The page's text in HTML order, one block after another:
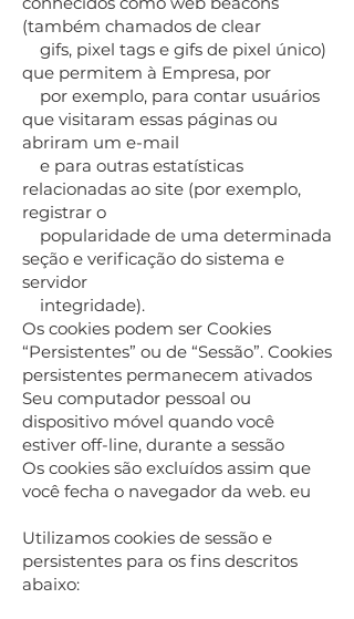
(também chamados de clear
gifs, pixel tags e gifs de pixel único)
que permitem à Empresa, por
por exemplo, para contar usuários
que visitaram essas páginas ou
abriram um e-mail
e para outras estatísticas
relacionadas ao site (por exemplo,
registrar o
popularidade de uma determinada
seção e verificação do sistema e
servidor
integridade).
Os cookies podem ser Cookies
“Persistentes” ou de “Sessão”. Cookies
persistentes permanecem ativados
Seu computador pessoal ou
dispositivo móvel quando você
estiver off-line, durante a sessão
Os cookies são excluídos assim que
você fecha o navegador da web. eu
Utilizamos cookies de sessão e
persistentes para os fins descritos
abaixo: